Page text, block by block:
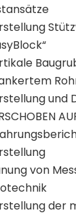
und
von
der